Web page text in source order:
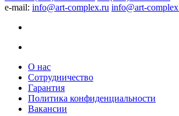
e-mail: info@art-complex.ru info@art-
О нас
Сотрудничество
Гарантия
Политика конфиденциальности
Вакансии